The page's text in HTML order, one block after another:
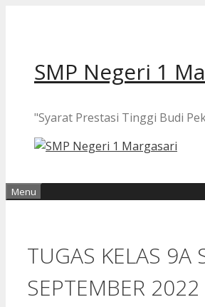
SMP Negeri 1
"Syarat Prestasi Tinggi Budi
Menu
TUGAS KELAS 9A
SEPTEMBER 2022